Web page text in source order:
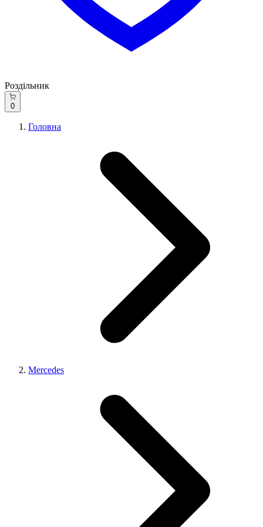
Роздільник
0
Головна
Mercedes